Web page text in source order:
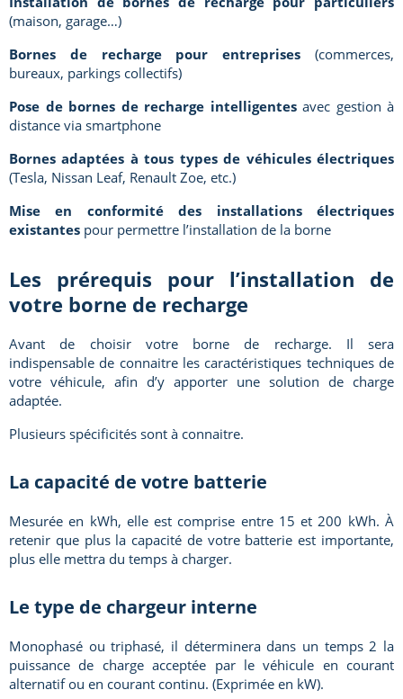
(maison, garage…)
Bornes de recharge pour entreprises (commerces,
bureaux, parkings collectifs)
Pose de bornes de recharge intelligentesavec gestion à
distance via smartphone
Bornes adaptées à tous types de véhicules électriques
(Tesla, Nissan Leaf, Renault Zoe, etc.)
Mise en conformité des installations électriques
existantes pour permettre l’installation de la borne
Les prérequis pour l’installation de
votre borne de recharge
Avant de choisir votre borne de recharge. Il sera
indispensable de connaitre les caractéristiques techniques de
votre véhicule, afin d’y apporter une solution de charge
adaptée.
Plusieurs spécificités sont à connaitre.
La capacité de votre batterie
Mesurée en kWh, elle est comprise entre 15 et 200 kWh. À
retenir que plus la capacité de votre batterie est importante,
plus elle mettra du temps à charger.
Le type de chargeur interne
Monophasé ou triphasé, il déterminera dans un temps 2 la
puissance de charge acceptée par le véhicule en courant
alternatif ou en courant continu. (Exprimée en kW).